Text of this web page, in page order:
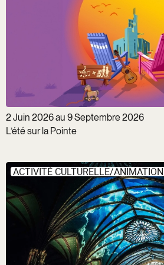
2 Juin 2026 au 9 Septembre 2026
L’été sur la Pointe
ACTIVITÉ CULTURELLE/ANIMATION